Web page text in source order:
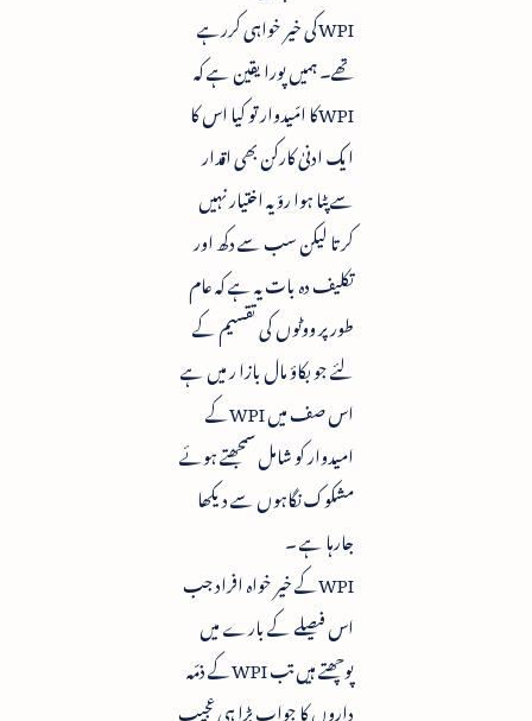
WPIکی خیر خواہی کررہے
تھے۔ ہمیں پورا یقین ہے کہ
WPIکا امّیدوار تو کیا اس کا
ایک ادنیٰ کارکن بھی اقدار
سے پٹا ہوا روّیہ اختیار نہیں
کرتا لیکن سب سے دکھ اور
تکلیف دہ بات یہ ہے کہ عام
طور پر ووٹوں کی تقسیم کے
لئے جو بکاؤ مال بازا ر میں ہے
اس صف میں WPIکے
امیدوار کو شامل سمجھتے ہوئے
مشکوک نگاہوں سے دیکھا
جارہا ہے ۔
WPIکے خیر خواہ افراد جب
اس فیصلے کے بارے میں
پوچھتے ہیں تب WPIکے ذمّہ
داروں کا جواب بڑا ہی عجیب